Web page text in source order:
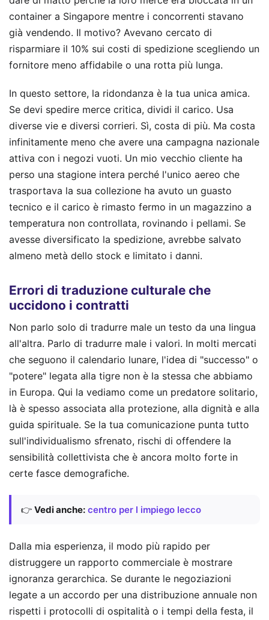
container a Singapore mentre i concorrenti stavano
già vendendo. Il motivo? Avevano cercato di
risparmiare il 10% sui costi di spedizione scegliendo un
fornitore meno affidabile o una rotta più lunga.
In questo settore, la ridondanza è la tua unica amica.
Se devi spedire merce critica, dividi il carico. Usa
diverse vie e diversi corrieri. Sì, costa di più. Ma costa
infinitamente meno che avere una campagna nazionale
attiva con i negozi vuoti. Un mio vecchio cliente ha
perso una stagione intera perché l'unico aereo che
trasportava la sua collezione ha avuto un guasto
tecnico e il carico è rimasto fermo in un magazzino a
temperatura non controllata, rovinando i pellami. Se
avesse diversificato la spedizione, avrebbe salvato
almeno metà dello stock e limitato i danni.
Errori di traduzione culturale che
uccidono i contratti
Non parlo solo di tradurre male un testo da una lingua
all'altra. Parlo di tradurre male i valori. In molti mercati
che seguono il calendario lunare, l'idea di "successo" o
"potere" legata alla tigre non è la stessa che abbiamo
in Europa. Qui la vediamo come un predatore solitario,
là è spesso associata alla protezione, alla dignità e alla
guida spirituale. Se la tua comunicazione punta tutto
sull'individualismo sfrenato, rischi di offendere la
sensibilità collettivista che è ancora molto forte in
certe fasce demografiche.
👉 Vedi anche: centro per l impiego lecco
Dalla mia esperienza, il modo più rapido per
distruggere un rapporto commerciale è mostrare
ignoranza gerarchica. Se durante le negoziazioni
legate a un accordo per una distribuzione annuale non
rispetti i protocolli di ospitalità o i tempi della festa, il